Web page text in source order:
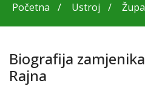
Početna Ustroj
Biografija
Rajna